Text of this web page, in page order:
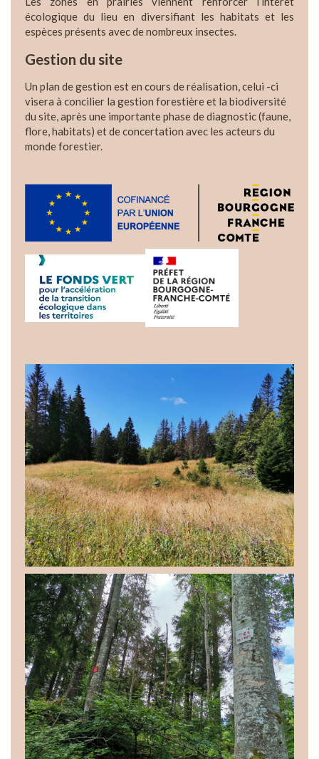
écologique du lieu en diversifiant les habitats et les
espèces présents avec de nombreux insectes.
Gestion du site
Un plan de gestion est en cours de réalisation , celui -ci
visera à concilier la gestion forestière et la biodiversité
du site, après une importante phase de diagnostic (faune,
flore, habitats) et de concertation avec les acteurs du
monde forestier.